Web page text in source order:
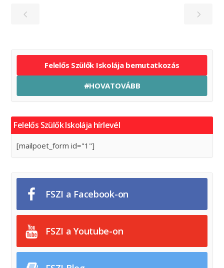
Felelős Szülők Iskolája bemutatkozás
#HOVATOVÁBB
Felelős Szülők Iskolája hírlevél
[mailpoet_form id="1"]
FSZI a Facebook-on
FSZI a Youtube-on